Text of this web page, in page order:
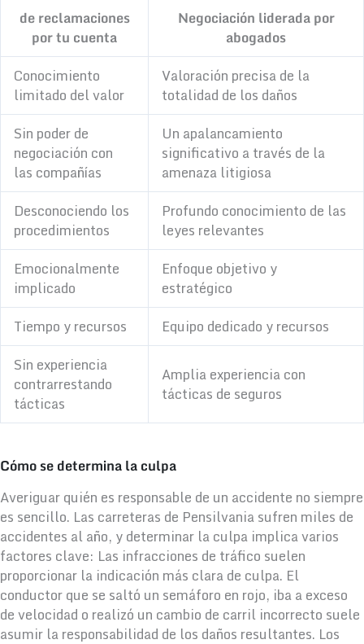
de reclamaciones
por tu cuenta
Negociación liderada por
abogados
Conocimiento
limitado del valor
Valoración precisa de la
totalidad de los daños
Sin poder de
negociación con
las compañías
Un apalancamiento
significativo a través de la
amenaza litigiosa
Desconociendo los
procedimientos
Profundo conocimiento de las
leyes relevantes
Emocionalmente
implicado
Enfoque objetivo y
estratégico
Tiempo y recursos
Equipo dedicado y recursos
Sin experiencia
contrarrestando
tácticas
Amplia experiencia con
tácticas de seguros
Cómo se determina la culpa
Averiguar quién es responsable de un accidente no siempre
es sencillo. Las carreteras de Pensilvania sufren miles de
accidentes al año, y determinar la culpa implica varios
factores clave: Las infracciones de tráfico suelen
proporcionar la indicación más clara de culpa. El
conductor que se saltó un semáforo en rojo, iba a exceso
de velocidad o realizó un cambio de carril incorrecto suele
asumir la responsabilidad de los daños resultantes. Los